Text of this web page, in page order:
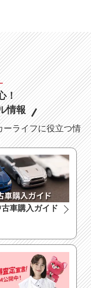
！
情報
ーライフに役立つ情
古車購入ガイド